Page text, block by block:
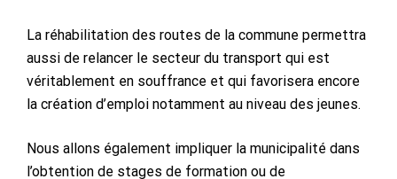
La réhabilitation des routes de la commune permettra
aussi de relancer le secteur du transport qui est
véritablement en souffrance et qui favorisera encore
la création d’emploi notamment au niveau des jeunes.
Nous allons également impliquer la municipalité dans
l’obtention de stages de formation ou de